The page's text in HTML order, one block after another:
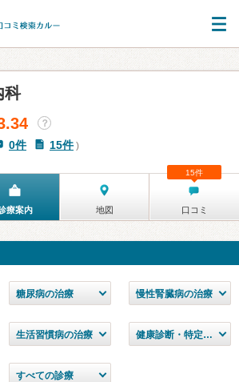
科
？
0件 15件)
療案内 地図 口コミ
15件
糖尿病の治療 慢性腎臓病の治療
生活習慣病の治療 健康診断・特定検診
すべての診療